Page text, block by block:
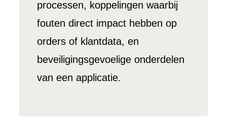
processen, koppelingen waarbij
fouten direct impact hebben op
orders of klantdata, en
beveiligingsgevoelige onderdelen
van een applicatie.